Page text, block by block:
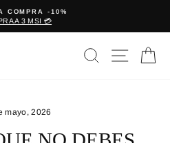
diapositivas
COMPRA -10%
A 3 MSI 💳
BUSCAR
mayo, 2026